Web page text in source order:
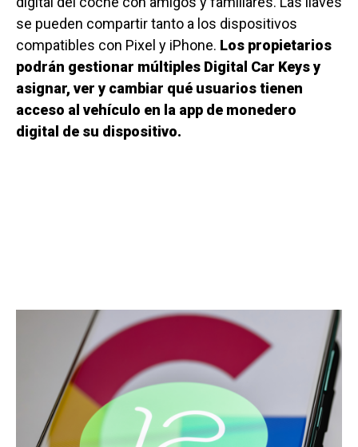
se pueden compartir tanto a los dispositivos
compatibles con Pixel y iPhone. Los propietarios
podrán gestionar múltiples Digital Car Keys y
asignar, ver y cambiar qué usuarios tienen
acceso al vehículo en la app de monedero
digital de su dispositivo.